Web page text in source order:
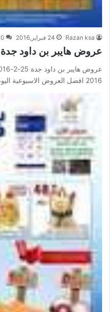
Razan ksa 24 فبراير,2016 0
عروض هايبر بن داود جدة 25-2-2016
2016 افضل العروض الاسبوعية اليوم 17 جمادى الاول 1437…